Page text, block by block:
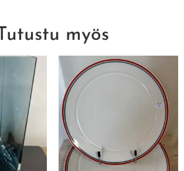
Tutustu myös